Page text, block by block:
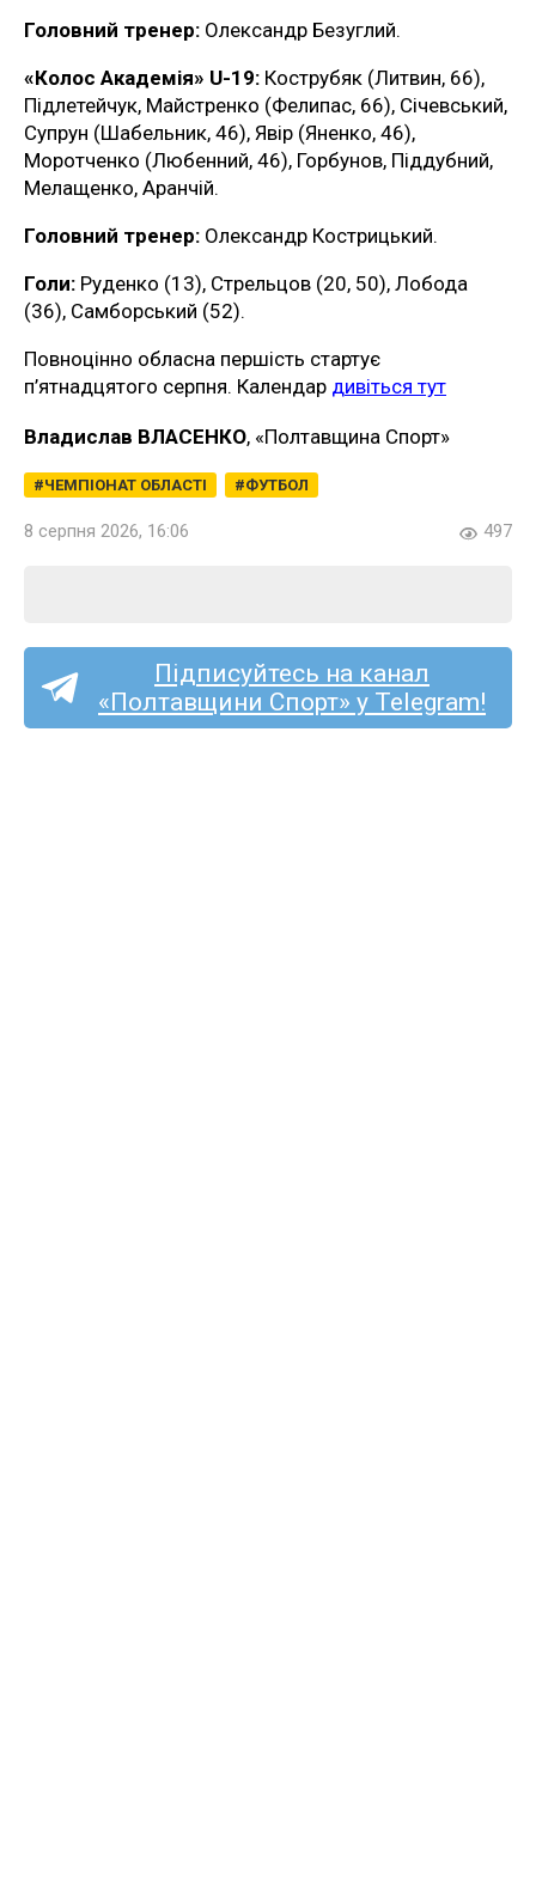
Головний тренер: Олександр Безуглий.
«Колос Академія» U-19: Кострубяк (Литвин, 66),
Підлетейчук, Майстренко (Фелипас, 66), Січевський,
Супрун (Шабельник, 46), Явір (Яненко, 46),
Моротченко (Любенний, 46), Горбунов, Піддубний,
Мелащенко, Аранчій.
Головний тренер: Олександр Кострицький.
Голи: Руденко (13), Стрельцов (20, 50), Лобода
(36), Самборський (52).
Повноцінно обласна першість стартує
п’ятнадцятого серпня. Календар дивіться тут
Владислав ВЛАСЕНКО, «Полтавщина Спорт»
ЧЕМПІОНАТ ОБЛАСТІ ФУТБОЛ
8 серпня 2026, 16:06 497
Підписуйтесь на канал
«Полтавщини Спорт» у Telegram!